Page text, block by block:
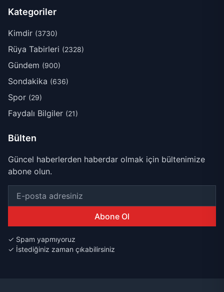
Kategoriler
Kimdir (3730)
Rüya Tabirleri (2328)
Gündem (900)
Sondakika (636)
Spor (29)
Faydalı Bilgiler (21)
Bülten
Güncel haberlerden haberdar olmak için bültenimize
abone olun.
Abone Ol
✓ Spam yapmıyoruz
✓ İstediğiniz zaman çıkabilirsiniz